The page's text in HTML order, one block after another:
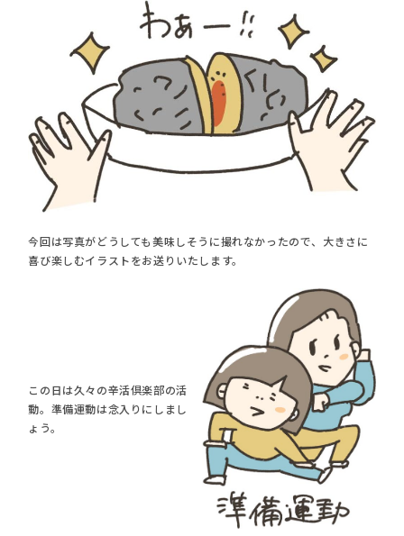
今回は写真がどうしても美味しそうに撮れなかったので、大きさに
喜び楽しむイラストをお送りいたします。
この日は久々の辛活倶楽部の活
動。準備運動は念入りにしまし
ょう。